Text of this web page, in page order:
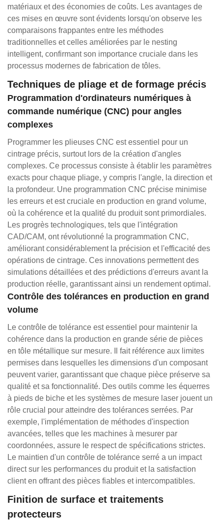
matériaux et des économies de coûts. Les avantages de
ces mises en œuvre sont évidents lorsqu'on observe les
comparaisons frappantes entre les méthodes
traditionnelles et celles améliorées par le nesting
intelligent, confirmant son importance cruciale dans les
processus modernes de fabrication de tôles.
Techniques de pliage et de formage précis
Programmation d'ordinateurs numériques à
commande numérique (CNC) pour angles
complexes
Programmer les plieuses CNC est essentiel pour un
cintrage précis, surtout lors de la création d'angles
complexes. Ce processus consiste à établir les paramètres
exacts pour chaque pliage, y compris l'angle, la direction et
la profondeur. Une programmation CNC précise minimise
les erreurs et est cruciale en production en grand volume,
où la cohérence et la qualité du produit sont primordiales.
Les progrès technologiques, tels que l'intégration
CAD/CAM, ont révolutionné la programmation CNC,
améliorant considérablement la précision et l'efficacité des
opérations de cintrage. Ces innovations permettent des
simulations détaillées et des prédictions d'erreurs avant la
production réelle, garantissant ainsi un rendement optimal.
Contrôle des tolérances en production en grand
volume
Le contrôle de tolérance est essentiel pour maintenir la
cohérence dans la production en grande série de pièces
en tôle métallique sur mesure. Il fait référence aux limites
permises dans lesquelles les dimensions d'un composant
peuvent varier, garantissant que chaque pièce préserve sa
qualité et sa fonctionnalité. Des outils comme les équerres
à pieds de biche et les systèmes de mesure laser jouent un
rôle crucial pour atteindre des tolérances serrées. Par
exemple, l'implémentation de méthodes d'inspection
avancées, telles que les machines à mesurer par
coordonnées, assure le respect de spécifications strictes.
Le maintien d'un contrôle de tolérance serré a un impact
direct sur les performances du produit et la satisfaction
client en offrant des pièces fiables et intercompatibles.
Finition de surface et traitements
protecteurs